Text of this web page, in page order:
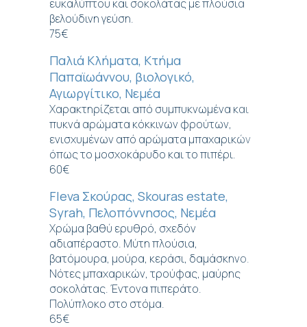
ευκαλύπτου και σοκολάτας με πλούσια
βελούδινη γεύση.
75€
Παλιά Κλήματα, Κτήμα
Παπαϊωάννου, βιολογικό,
Αγιωργίτικο, Νεμέα
Χαρακτηρίζεται από συμπυκνωμένα και
πυκνά αρώματα κόκκινων φρούτων,
ενισχυμένων από αρώματα μπαχαρικών
όπως το μοσχοκάρυδο και το πιπέρι.
60€
Fleva Σκούρας, Skouras estate,
Syrah, Πελοπόννησος, Νεμέα
Χρώμα βαθύ ερυθρό, σχεδόν
αδιαπέραστο. Μύτη πλούσια,
βατόμουρα, μούρα, κεράσι, δαμάσκηνο.
Νότες μπαχαρικών, τρούφας, μαύρης
σοκολάτας. Έντονα πιπεράτο.
Πολύπλοκο στο στόμα.
65€